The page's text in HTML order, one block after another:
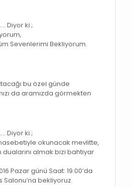
Diyor ki ;
Sevenlerimi Bekliyorum.
bu özel günde
da aramızda görmekten
Diyor ki ;
okunacak mevlitte,
dualarını almak bizi bahtiyar
Pazar günü Saat: 19.00’da
Salonu’na bekliyoruz.